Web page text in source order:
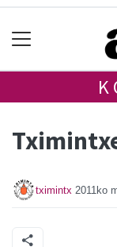
tximintx 2011ko